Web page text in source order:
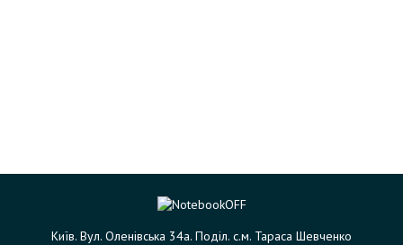
Київ. Вул. Оленівська 34а. Поділ. с.м. Тараса Шевченко